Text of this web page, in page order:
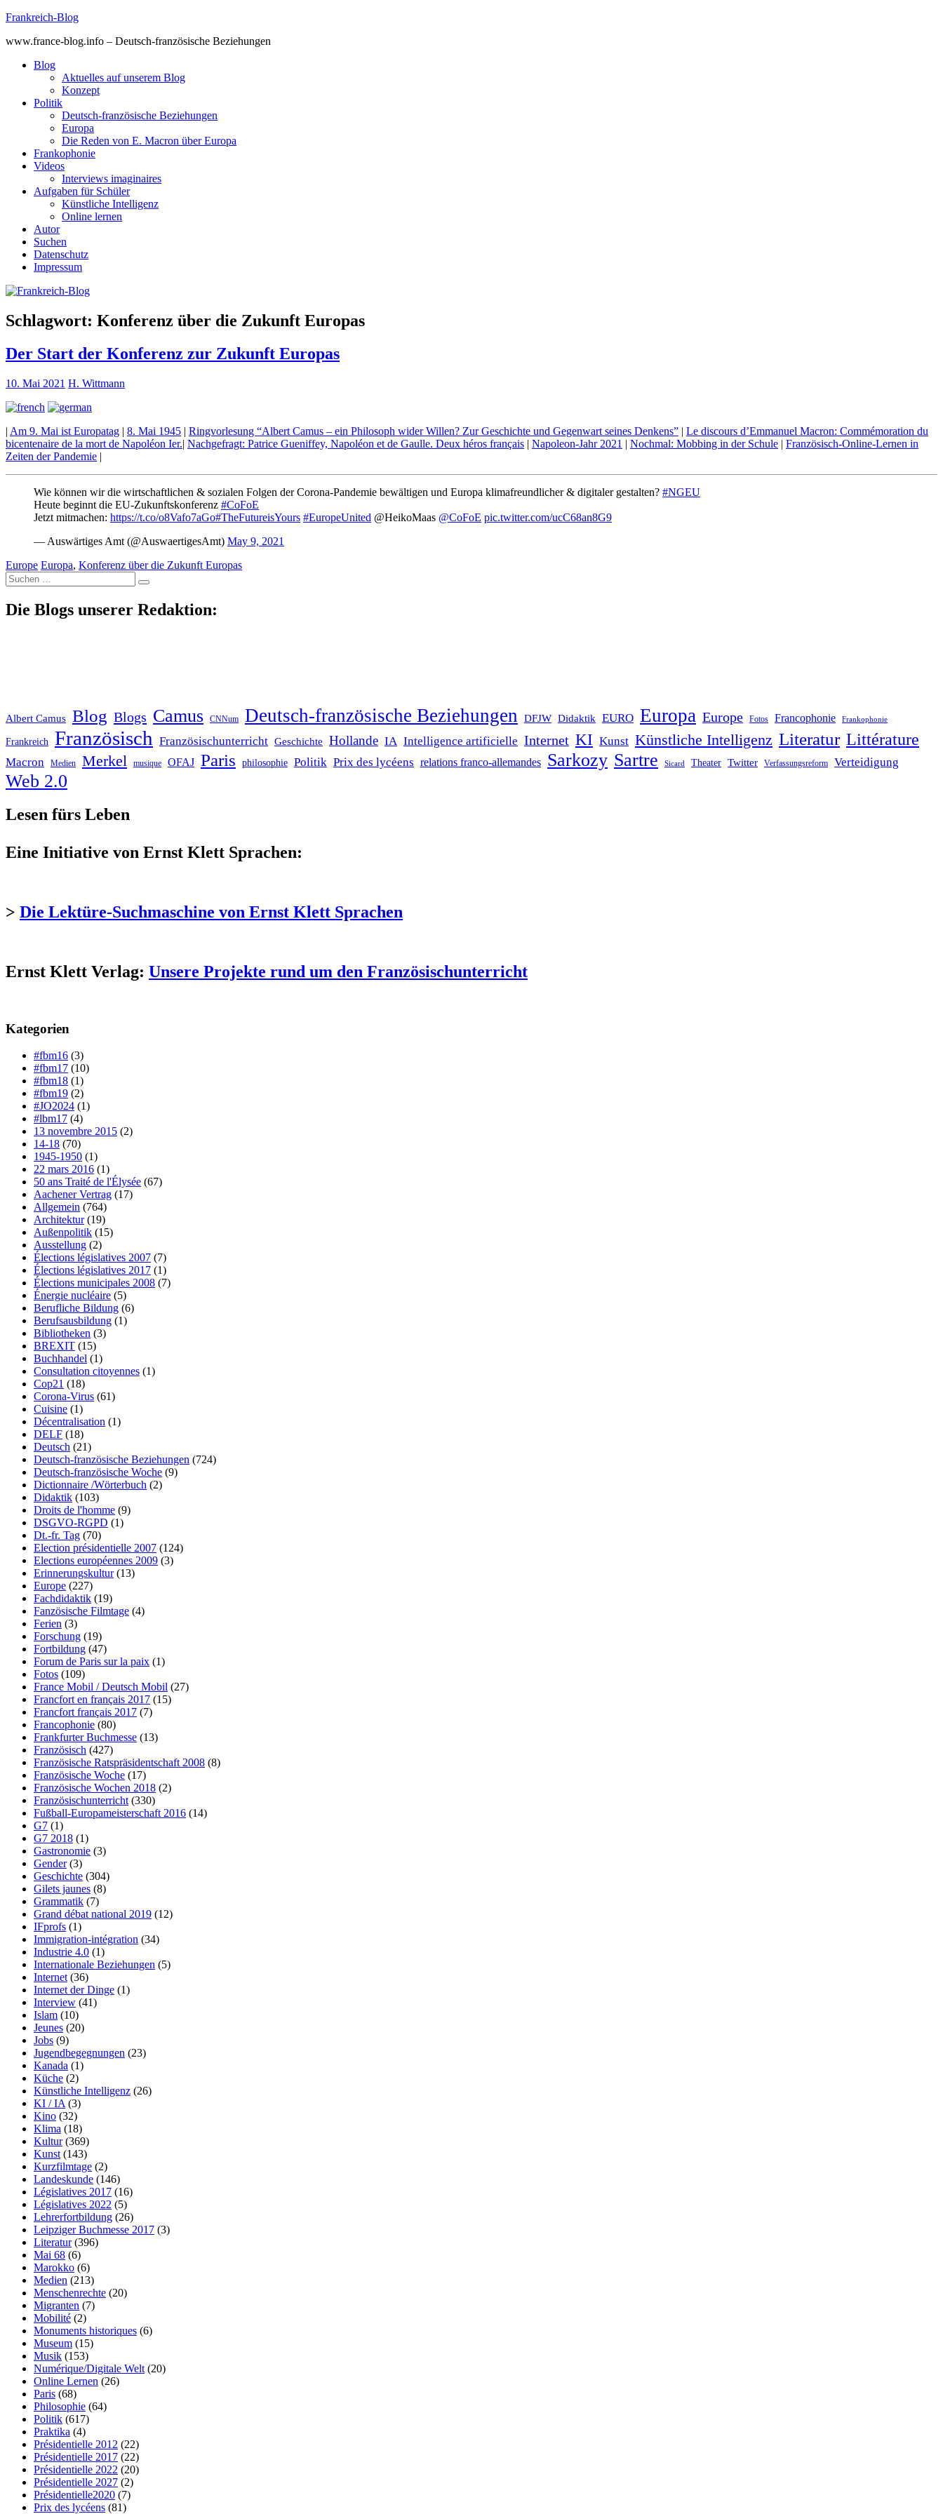
Skip
content
Frankreich-Blog
www.france-blog.info – Deutsch-französische Beziehungen
Blog
Aktuelles auf unserem Blog
Konzept
Politik
Deutsch-französische Beziehungen
Europa
Die Reden von E. Macron über Europa
Frankophonie
Videos
Interviews imaginaires
Aufgaben für Schüler
Künstliche Intelligenz
Online lernen
Autor
Suchen
Datenschutz
Impressum
Schlagwort: Konferenz über die Zukunft Europas
Der Start der Konferenz zur Zukunft Europas
10. Mai 2021 H. Wittmann
| Am 9. Mai ist Europatag | 8. Mai 1945 | Ringvorlesung “Albert Camus – ein Philosoph wider Willen? Zur Geschichte und Gegenwart seines Denkens” | Le discours d’Emmanuel Macron: Commémoration du
bicentenaire de la mort de Napoléon Ier.| Nachgefragt: Patrice Gueniffey, Napoléon et de Gaulle. Deux héros français | Napoleon-Jahr 2021 | Nochmal: Mobbing in der Schule | Französisch-Online-Lernen in
Zeiten der Pandemie |
Wie können wir die wirtschaftlichen & sozialen Folgen der Corona-Pandemie bewältigen und Europa klimafreundlicher & digitaler gestalten? #NGEU
Heute beginnt die EU-Zukunftskonferenz #CoFoE
Jetzt mitmachen: https://t.co/o8Vafo7aGo#TheFutureisYours #EuropeUnited @HeikoMaas @CoFoE pic.twitter.com/ucC68an8G9
— Auswärtiges Amt (@AuswaertigesAmt) May 9, 2021
Europe Europa, Konferenz über die Zukunft Europas
Suche
nach:
Die Blogs unserer Redaktion:
Albert Camus Blog Blogs Camus CNNum Deutsch-französische Beziehungen DFJW Didaktik EURO Europa Europe Fotos Francophonie Frankophonie
Frankreich Französisch Französischunterricht Geschichte Hollande IA Intelligence artificielle Internet KI Kunst Künstliche Intelligenz Literatur Littérature
Macron Medien Merkel musique OFAJ Paris philosophie Politik Prix des lycéens relations franco-allemandes Sarkozy Sartre Sicard Theater Twitter Verfassungsreform Verteidigung
Web 2.0
Lesen fürs Leben
Eine Initiative von Ernst Klett Sprachen:
> Die Lektüre-Suchmaschine von Ernst Klett Sprachen
Ernst Klett Verlag: Unsere Projekte rund um den Französischunterricht
Kategorien
#fbm16 (3)
#fbm17 (10)
#fbm18 (1)
#fbm19 (2)
#JO2024 (1)
#lbm17 (4)
13 novembre 2015 (2)
14-18 (70)
1945-1950 (1)
22 mars 2016 (1)
50 ans Traité de l'Élysée (67)
Aachener Vertrag (17)
Allgemein (764)
Architektur(19)
Außenpolitik (15)
Ausstellung (2)
Élections législatives 2007 (7)
Élections législatives 2017 (1)
Élections municipales 2008 (7)
Énergie nucléaire (5)
Berufliche Bildung (6)
Berufsausbildung (1)
Bibliotheken (3)
BREXIT (15)
Buchhandel (1)
Consultation citoyennes (1)
Cop21 (18)
Corona-Virus (61)
Cuisine (1)
Décentralisation (1)
DELF (18)
Deutsch (21)
Deutsch-französische Beziehungen (724)
Deutsch-französische Woche (9)
Dictionnaire /Wörterbuch (2)
Didaktik (103)
Droits de l'homme (9)
DSGVO-RGPD (1)
Dt.-fr. Tag (70)
Election présidentielle 2007 (124)
Elections européennes 2009 (3)
Erinnerungskultur(13)
Europe (227)
Fachdidaktik (19)
Fanzösische Filmtage (4)
Ferien (3)
Forschung (19)
Fortbildung (47)
Forum de Paris sur la paix (1)
Fotos (109)
France Mobil / Deutsch Mobil (27)
Francfort en français 2017 (15)
Francfort français 2017 (7)
Francophonie (80)
Frankfurter Buchmesse (13)
Französisch (427)
Französische Ratspräsidentschaft 2008 (8)
Französische Woche (17)
Französische Wochen 2018 (2)
Französischunterricht(330)
Fußball-Europameisterschaft 2016 (14)
G7 (1)
G7 2018 (1)
Gastronomie (3)
Gender(3)
Geschichte (304)
Gilets jaunes (8)
Grammatik (7)
Grand débat national 2019 (12)
IFprofs (1)
Immigration-intégration (34)
Industrie 4.0 (1)
Internationale Beziehungen (5)
Internet(36)
Internet der Dinge (1)
Interview (41)
Islam (10)
Jeunes (20)
Jobs (9)
Jugendbegegnungen (23)
Kanada (1)
Küche (2)
Künstliche Intelligenz (26)
KI / IA(3)
Kino (32)
Klima (18)
Kultur(369)
Kunst(143)
Kurzfilmtage (2)
Landeskunde (146)
Législatives 2017 (16)
Législatives 2022 (5)
Lehrerfortbildung (26)
Leipziger Buchmesse 2017 (3)
Literatur(396)
Mai 68 (6)
Marokko (6)
Medien (213)
Menschenrechte (20)
Migranten (7)
Mobilité (2)
Monuments historiques (6)
Museum (15)
Musik (153)
Numérique/Digitale Welt(20)
Online Lernen (26)
Paris (68)
Philosophie (64)
Politik (617)
Praktika (4)
Présidentielle 2012 (22)
Présidentielle 2017 (22)
Présidentielle 2022 (20)
Présidentielle 2027 (2)
Présidentielle2020 (7)
Prix des lycéens (81)